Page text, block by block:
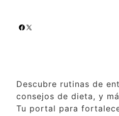
Descubre rutinas de
consejos de dieta, y
Tu portal para